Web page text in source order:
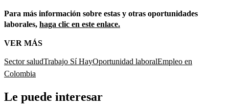
Para más información sobre estas y otras oportunidades
laborales, haga clic en este enlace.
VER MÁS
Sector saludTrabajo Sí HayOportunidad laboralEmpleo en
Colombia
Le puede interesar